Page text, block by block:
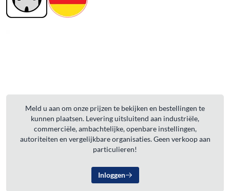
Meld u aan om onze prijzen te bekijken en bestellingen te
kunnen plaatsen. Levering uitsluitend aan industriële,
commerciële, ambachtelijke, openbare instellingen,
autoriteiten en vergelijkbare organisaties. Geen verkoop aan
particulieren!
Inloggen